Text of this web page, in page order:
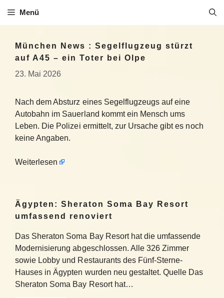
Inhalt
Menü
München News : Segelflugzeug stürzt
auf A45 – ein Toter bei Olpe
23. Mai 2026
Nach dem Absturz eines Segelflugzeugs auf eine
Autobahn im Sauerland kommt ein Mensch ums
Leben. Die Polizei ermittelt, zur Ursache gibt es noch
keine Angaben.
Weiterlesen
Ägypten: Sheraton Soma Bay Resort
umfassend renoviert
Das Sheraton Soma Bay Resort hat die umfassende
Modernisierung abgeschlossen. Alle 326 Zimmer
sowie Lobby und Restaurants des Fünf-Sterne-
Hauses in Ägypten wurden neu gestaltet. Quelle Das
Sheraton Soma Bay Resort hat…